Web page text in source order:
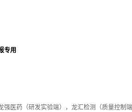
专用
强医药（研发实验端），龙汇检测（质量控